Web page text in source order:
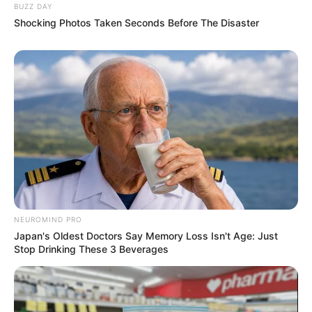
3 ALWAYS LOVE YOU
5 GARDONS LE SOURIRE
1 BENOU
9 GALOP DU LARGE
En cas de non-partant ou pour un champ élargi et par
ordre de préférence:
4 JERIKO BOULOISE
16 FRIPON DU SEUIL
Retrouvez chaque jour« LES PRONOSTICS QUINTE DE LA
TICKET SPOT FONCTIONNE A NOUVEAU !
BUZZ DAY
Shocking Photos Taken Seconds Before The Disaster
NEUROMIND PRO
Japan's Oldest Doctors Say Memory Loss Isn't Age: Just
Stop Drinking These 3 Beverages